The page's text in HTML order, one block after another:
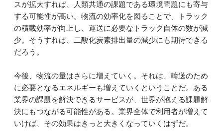
スが拡大すれば、人類共通の課題である環境問題にも寄与
する可能性が高い。物流の効率化を図ることで、トラック
の積載効率が向上し、運送に必要なトラック自体の数が減
少。そうすれば、二酸化炭素排出量の減少にも期待できる
だろう。
今後、物流の量はさらに増えていく。それは、輸送のため
に必要となるエネルギーも増えていくということだ。ある
業界の課題を解決できるサービスが、世界が抱える課題解
決にもつながる可能性がある。業界全体で利用者が増えて
いけば、その効果はきっと大きくなっていくはずだ。